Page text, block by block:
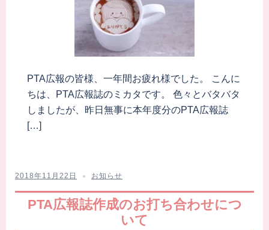
PTA広報の皆様、一年間お疲れ様でした。 こんに
ちは、PTA広報誌のミカタです。 色々とバタバタ
しましたが、昨日無事に本年度分のPTA広報誌
[…]
2018年11月22日 お知らせ
PTA広報誌作成のお打ち合わせにつ
いて